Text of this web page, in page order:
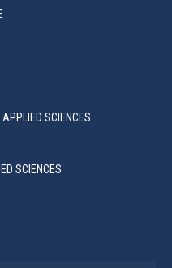
SCIENCES
SCIENCES